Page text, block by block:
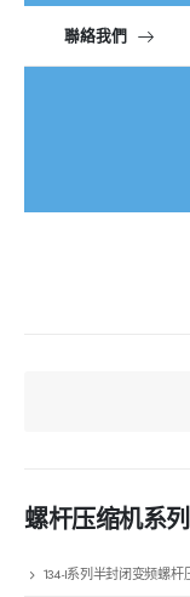
聯絡我們
螺杆压缩机系列
134-I系列半封闭变频螺杆